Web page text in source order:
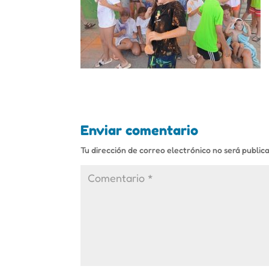
Enviar comentario
Tu dirección de correo electrónico no será